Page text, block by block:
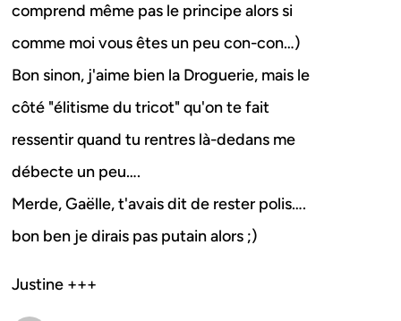
comprend même pas le principe alors si
comme moi vous êtes un peu con-con…)
Bon sinon, j'aime bien la Droguerie, mais le
côté "élitisme du tricot" qu'on te fait
ressentir quand tu rentres là-dedans me
débecte un peu….
Merde, Gaëlle, t'avais dit de rester polis….
bon ben je dirais pas putain alors ;)
Justine +++